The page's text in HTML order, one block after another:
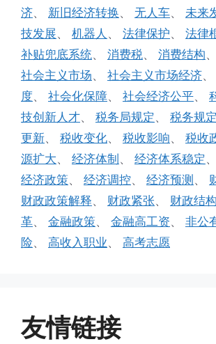
济、 新旧经济转换、 无人车、 未来
技发展、 机器人 、 法律保护、 法律
补贴兜底系统、 消费税、 消费结构、
社会主义市场、 社会主义市场经济、
度、 社会化保障、 社会经济公平、
技创新人才、 税务局规定 、 税务规定
更新、 税收变化、 税收影响、 税收
源扩大、 经济体制 、 经济体系稳定 、
经济政策、 经济调控、 经济预测 、
财政政策解释、 财政紧张、 财政结构
革、 金融政策、 金融高工资、 非公
险、 高收入职业、 高考志愿
友情链接